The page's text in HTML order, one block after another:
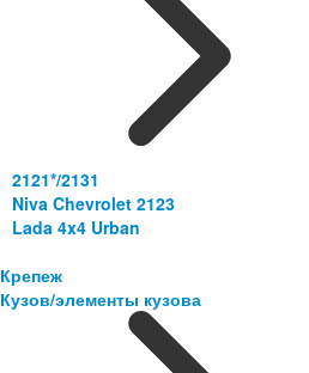
2121*/2131
Niva Chevrolet 2123
Lada 4x4 Urban
Крепеж
Кузов/элементы кузова